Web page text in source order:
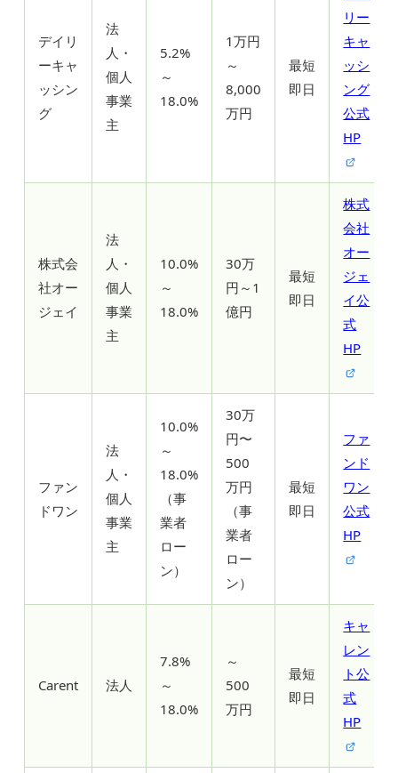
デイリ
ーキャ
ッシン
グ
法
人・
個人
事業
主
5.2%
～
18.0%
1万円
～
8,000
万円
最短
即日
リー
キャ
ッシ
ング
公式
HP
株式会
社オー
ジェイ
法
人・
個人
事業
主
10.0%
～
18.0%
30万
円～1
億円
最短
即日
株式
会社
オー
ジェ
イ公
式
HP
ファン
ドワン
法
人・
個人
事業
主
10.0%
～
18.0%
（事
業者
ロー
ン）
30万
円〜
500
万円
（事
業者
ロー
ン）
最短
即日
ファ
ンド
ワン
公式
HP
Carent 法人
7.8%
～
18.0%
～
500
万円
最短
即日
キャ
レン
ト公
式
HP